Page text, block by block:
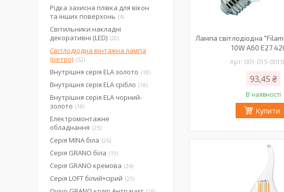
Лампа світлодіодна
10W A60 Е27
001-015-
93,45 ₴
В наявності
Купити
Рідка захисна плівка для вікон
та інших поверхонь 4
Світильники накладні
декоративні (LED) 20
Світлодіодна вінтажна лампа
(ретро) 52
Внутрішня серія ELA золото 18
Внутрішня серія ELA срібло 18
Внутрішня серія ELA чорний-
золото
18
Електромонтажне
обладнання 25
Серія MINA біла 26
Серія GRANO біла 19
Серія GRANO кремова 24
Серія LOFT білий+сірий 23